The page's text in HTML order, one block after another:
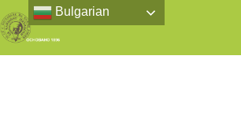
Bulgarian